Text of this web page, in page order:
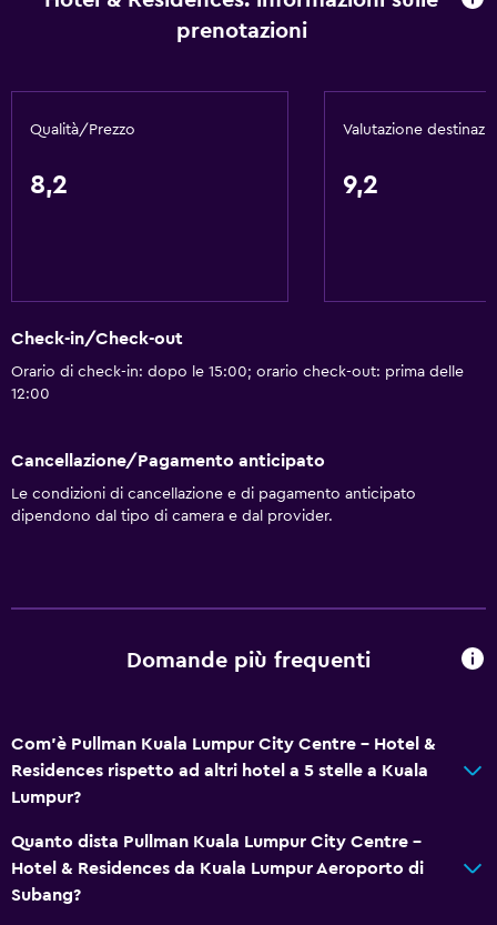
Bidoni dei rifiuti
Servizio sveglia
Servizio concierge
Reception 24h/24
Bottiglia d'acqua
Bagno
Vasca
Toilette
Carta igienica
Spazzolino da denti
prenotazioni
Qualità/Prezzo
8,2
Valutazione
9,2
Check-in/Check-out
Orario di check-in: dopo le 15:00; orario check-out: prima delle
12:00
Cancellazione/Pagamento anticipato
Le condizioni di cancellazione e di pagamento anticipato
dipendono dal tipo di camera e dal provider.
Domande più frequenti
Com'è Pullman Kuala Lumpur City Centre - Hotel &
Residences rispetto ad altri hotel a 5 stelle a Kuala
Lumpur?
Quanto dista Pullman Kuala Lumpur City Centre -
Hotel & Residences da Kuala Lumpur Aeroporto di
Subang?